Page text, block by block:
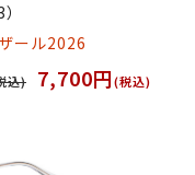
ール2026
込) 7,700円(税込)